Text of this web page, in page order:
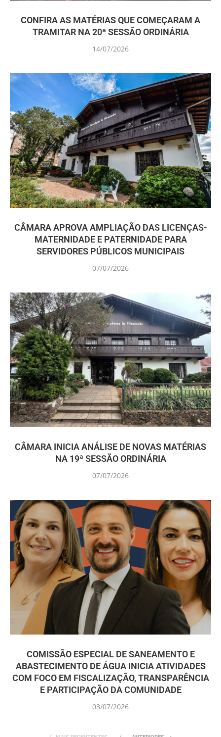
CONFIRA AS MATÉRIAS QUE COMEÇARAM A
TRAMITAR NA 20ª SESSÃO ORDINÁRIA
14/07/2026
CÂMARA APROVA AMPLIAÇÃO DAS LICENÇAS-
MATERNIDADE E PATERNIDADE PARA
SERVIDORES PÚBLICOS MUNICIPAIS
07/07/2026
CÂMARA INICIA ANÁLISE DE NOVAS MATÉRIAS
NA 19ª SESSÃO ORDINÁRIA
07/07/2026
COMISSÃO ESPECIAL DE SANEAMENTO E
ABASTECIMENTO DE ÁGUA INICIA ATIVIDADES
COM FOCO EM FISCALIZAÇÃO, TRANSPARÊNCIA
E PARTICIPAÇÃO DA COMUNIDADE
03/07/2026